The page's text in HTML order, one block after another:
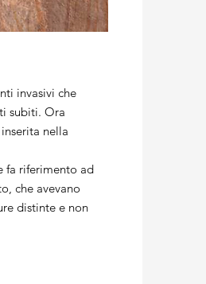
invasivi che
subiti. Ora
nella
fa riferimento ad
che avevano
distinte e non